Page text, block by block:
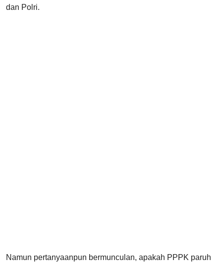
dan Polri.
Namun pertanyaanpun bermunculan, apakah PPPK paruh